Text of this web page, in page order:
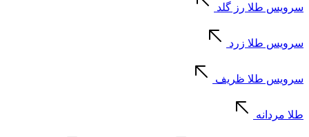
سرویس طلا رز گلد
سرویس طلا زرد
سرویس طلا ظریف
طلا مردانه